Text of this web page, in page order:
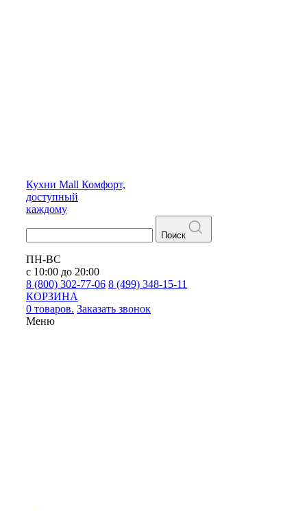
Кухни Mall Комфорт,
доступный
каждому
Поиск
ПН-ВС
с 10:00 до 20:00
8 (800) 302-77-06 8 (499) 348-15-11
КОРЗИНА
0 товаров. Заказать звонок
Меню